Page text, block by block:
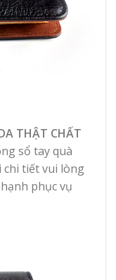
THẬT CHẤT
sổ tay quà
chi tiết vui lòng
phục vụ